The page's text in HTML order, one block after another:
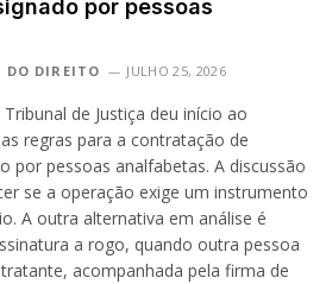
por pessoas
DO DIREITO JULHO 25, 2026
de Justiça deu início ao
regras para a contratação de
por pessoas analfabetas. A discussão
se a operação exige um instrumento
A outra alternativa em análise é
a rogo, quando outra pessoa
acompanhada pela firma de